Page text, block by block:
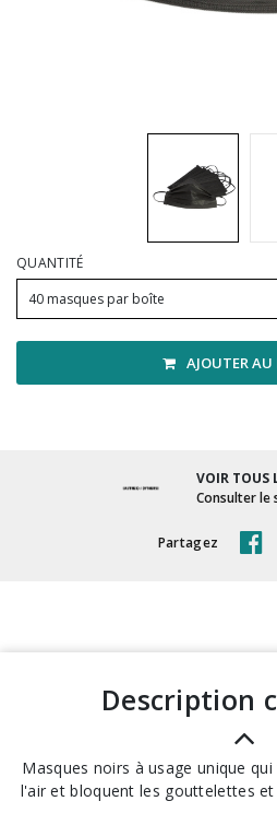
Vadrouilles, manches et cadres
QUANTITÉ
40 masques par boîte
AJOUTER AU
VOIR TOUS
Consulter le
Partagez
description
Masques noirs à usage unique qui filtrent les particules dans
l'air et bloquent les gouttelettes